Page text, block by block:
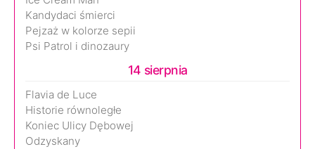
Kandydaci śmierci
Pejzaż w kolorze sepii
Psi Patrol i dinozaury
14 sierpnia
Flavia de Luce
Historie równoległe
Koniec Ulicy Dębowej
Odzyskany